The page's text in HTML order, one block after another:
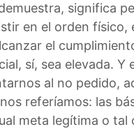
significa
en el orden físico,
el
sí, sea elevada.
al no pedido,
referíamos: las
meta legítima o tal